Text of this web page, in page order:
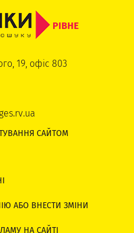
РІВНЕ
19, офіс 803
САЙТОМ
АБО ВНЕСТИ ЗМІНИ
НА САЙТІ